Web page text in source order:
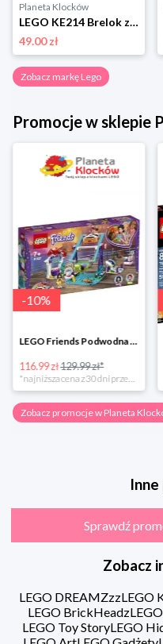
Planeta Klocków
LEGO KE214 Brelok z latarką Dziadek do orzechów Lego
49.00 zł
Zobacz markę Lego
Promocje w sklepie
-10%
LEGO Friends Podwodna Frajda w super cenie
116.99 zł129.99 zł*
*najniższa cena z 30 dni przed obniżką
Zobacz promocje w Planeta
Sprawdź
Zobacz
LEGO DREAMZzzLEGO
LEGO BrickHeadz
LEGO Toy StoryLEGO